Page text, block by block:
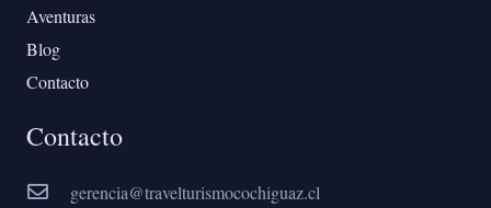
Aventuras
Blog
Contacto
Contacto
gerencia@travelturismocochiguaz.cl